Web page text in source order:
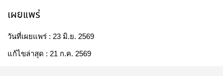
เผยแพร่
วันที่เผยแพร่ : 23 มิ.ย. 2569
แก้ไขล่าสุด : 21 ก.ค. 2569